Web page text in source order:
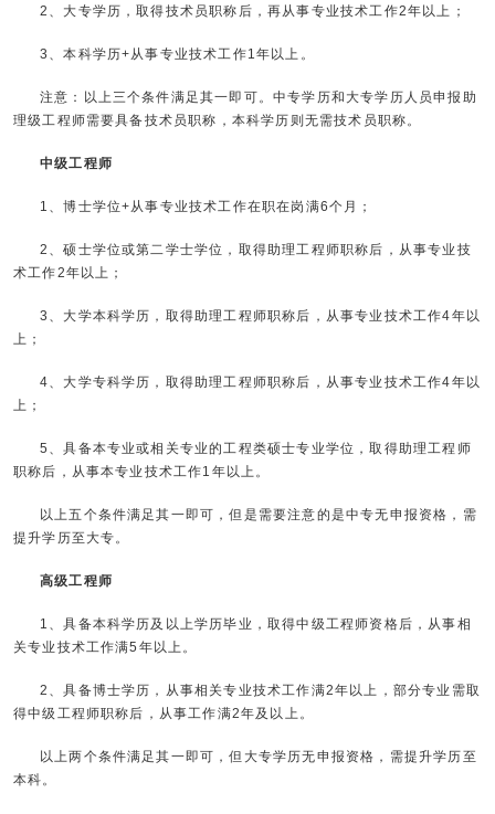
2、大专学历，取得技术员职称后，再从事专业技术工作2年以上；
3、本科学历+从事专业技术工作1年以上。
注意：以上三个条件满足其一即可。中专学历和大专学历人员申报助
理级工程师需要具备技术员职称，本科学历则无需技术员职称。
中级工程师
1、博士学位+从事专业技术工作在职在岗满6个月；
2、硕士学位或第二学士学位，取得助理工程师职称后，从事专业技
术工作2年以上；
3、大学本科学历，取得助理工程师职称后，从事专业技术工作4年以
上；
4、大学专科学历，取得助理工程师职称后，从事专业技术工作4年以
上；
5、具备本专业或相关专业的工程类硕士专业学位，取得助理工程师
职称后，从事本专业技术工作1年以上。
以上五个条件满足其一即可，但是需要注意的是中专无申报资格，需
提升学历至大专。
高级工程师
1、具备本科学历及以上学历毕业，取得中级工程师资格后，从事相
关专业技术工作满5年以上。
2、具备博士学历，从事相关专业技术工作满2年以上，部分专业需取
得中级工程师职称后，从事工作满2年及以上。
以上两个条件满足其一即可，但大专学历无申报资格，需提升学历至
本科。